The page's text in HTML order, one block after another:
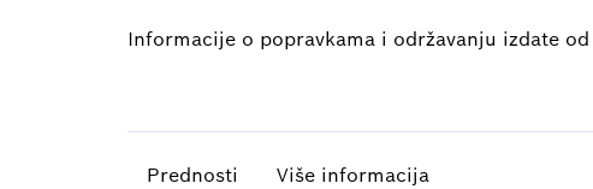
Informacije o popravkama i održavanju izdate
Prednosti Više informacija